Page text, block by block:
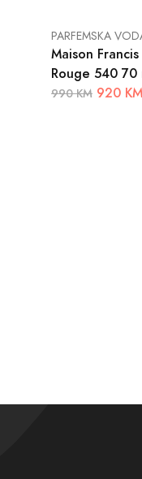
PARFEMSKA
Maison
Rouge 540 70
990 KM 920 KM